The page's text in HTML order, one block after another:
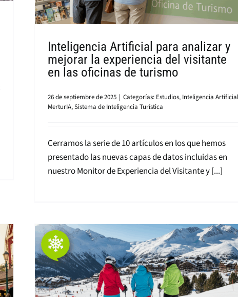
Inteligencia Artificial para analizar y
mejorar la experiencia del visitante
en las oficinas de turismo
26 de septiembre de 2025 | Categorías: Estudios, Inteligencia Artificial
MerturIA,Sistema de Inteligencia Turística
Cerramos la serie de 10 artículos en los que hemos
presentado las nuevas capas de datos incluidas en
nuestro Monitor de Experiencia del Visitante y [...]